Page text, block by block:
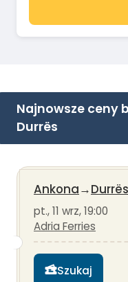
Najnowsze ceny
Durrës
Ankona→Durrës
pt., 11 wrz, 19:00
Adria Ferries
Szukaj